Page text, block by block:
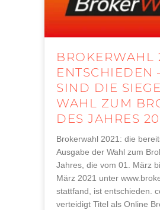
BROKERWAHL
ENTSCHIEDEN
SIND DIE
WAHL ZUM
DES JAHRES
Brokerwahl 2021: die
Ausgabe der Wahl zum
Jahres, die vom 01. März
März 2021 unter
stattfand, ist entschieden.
verteidigt Titel als Online